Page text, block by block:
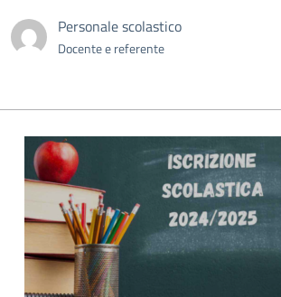
Personale scolastico
Docente e referente